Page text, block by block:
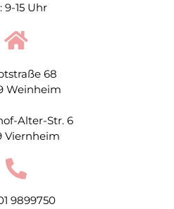
9-15 Uhr
68
Weinheim
Alter-Str. 6
Viernheim
9899750